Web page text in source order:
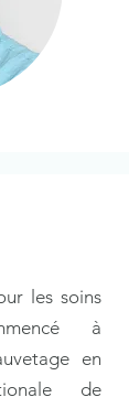
les soins
à
en
de